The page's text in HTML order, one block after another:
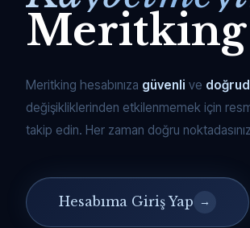
Meritking
Meritking hesabınıza güvenli ve
değişikliklerinden etkilenmemek için resmi
takip edin. Her zaman doğru
Hesabıma Giriş Yap →